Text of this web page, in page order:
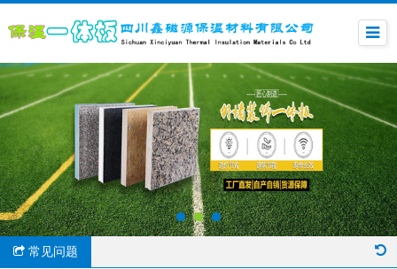
常见问题